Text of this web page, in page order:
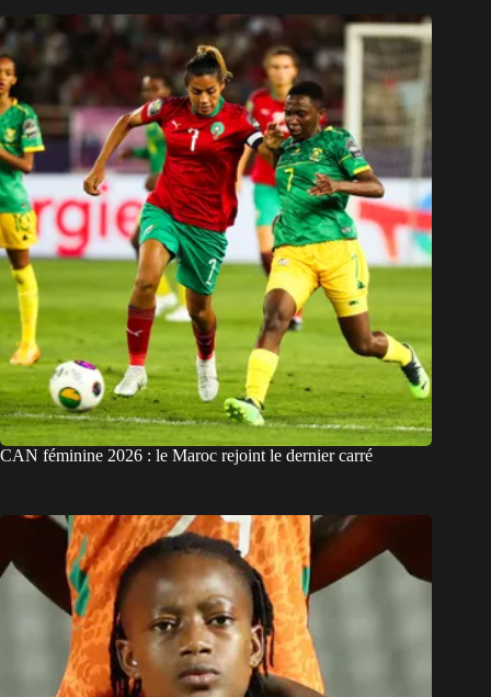
CAN féminine 2026 : le Maroc rejoint le dernier carré